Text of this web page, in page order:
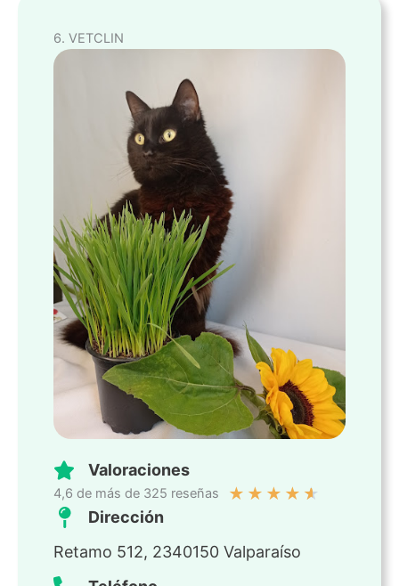
6. VETCLIN
Valoraciones
4,6 de más de 325 reseñas ★ ★ ★ ★ ★
Dirección
Retamo 512, 2340150 Valparaíso